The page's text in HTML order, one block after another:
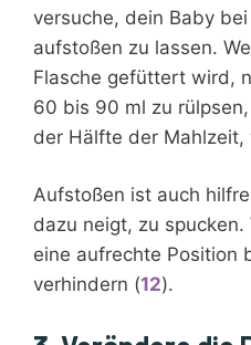
versuche, dein Baby
aufstoßen zu lassen.
Flasche gefüttert wird,
60 bis 90 ml zu
der Hälfte der
Aufstoßen ist auch
dazu neigt, zu
eine aufrechte Position
verhindern (12).